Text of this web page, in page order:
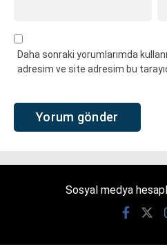
Daha sonraki yorumlarımda
adresim ve site adresim bu
Sosyal medya